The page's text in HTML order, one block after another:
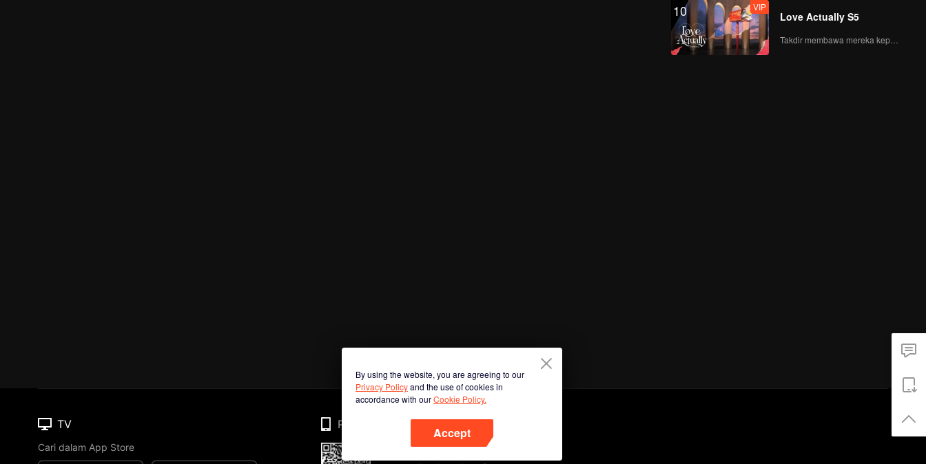
10 VIP
Love Actually S5
Takdir membawa mereka kepada cinta yang tulus!
By using the website, you are agreeing to our
Privacy Policyand the use of cookies in
accordance with ourCookie Policy.
Accept
TV
Cari dalam App Store
Phone